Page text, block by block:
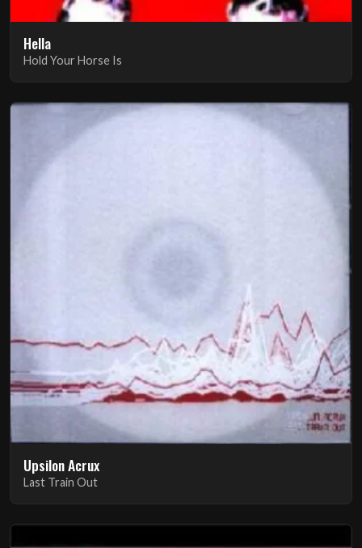
Hella
Hold Your Horse Is
Upsilon Acrux
Last Train Out